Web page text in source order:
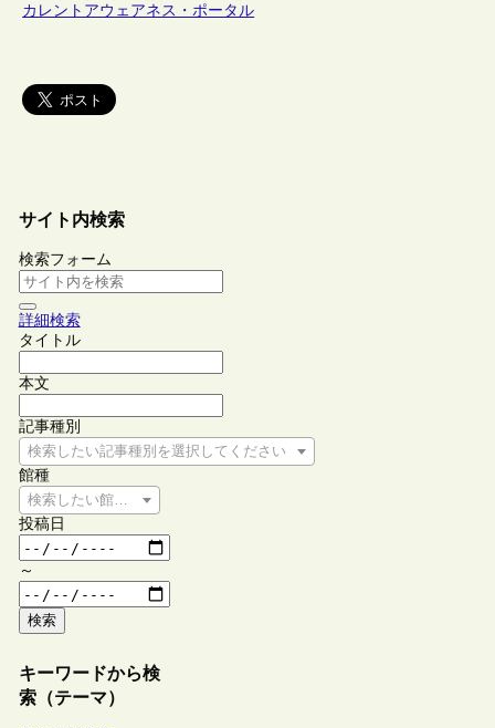
カレントアウェアネス・ポータル
サイト内検索
検索フォーム
詳細検索
タイトル
本文
記事種別
検索したい記事種別を選択してください
館種
検索したい館種を選択してください
投稿日
～
検索
キーワードから検
索（テーマ）